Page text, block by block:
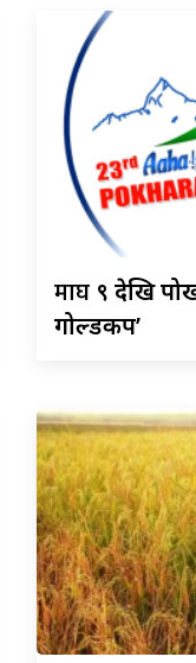
माघ ९ देखि
गोल्डकप’